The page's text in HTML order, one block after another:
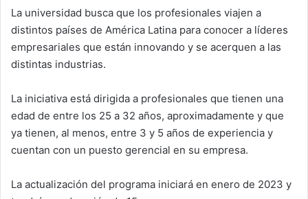
La universidad busca que los profesionales viajen a
distintos países de América Latina para conocer a líderes
empresariales que están innovando y se acerquen a las
distintas industrias.
La iniciativa está dirigida a profesionales que tienen una
edad de entre los 25 a 32 años, aproximadamente y que
ya tienen, al menos, entre 3 y 5 años de experiencia y
cuentan con un puesto gerencial en su empresa.
La actualización del programa iniciará en enero de 2023 y